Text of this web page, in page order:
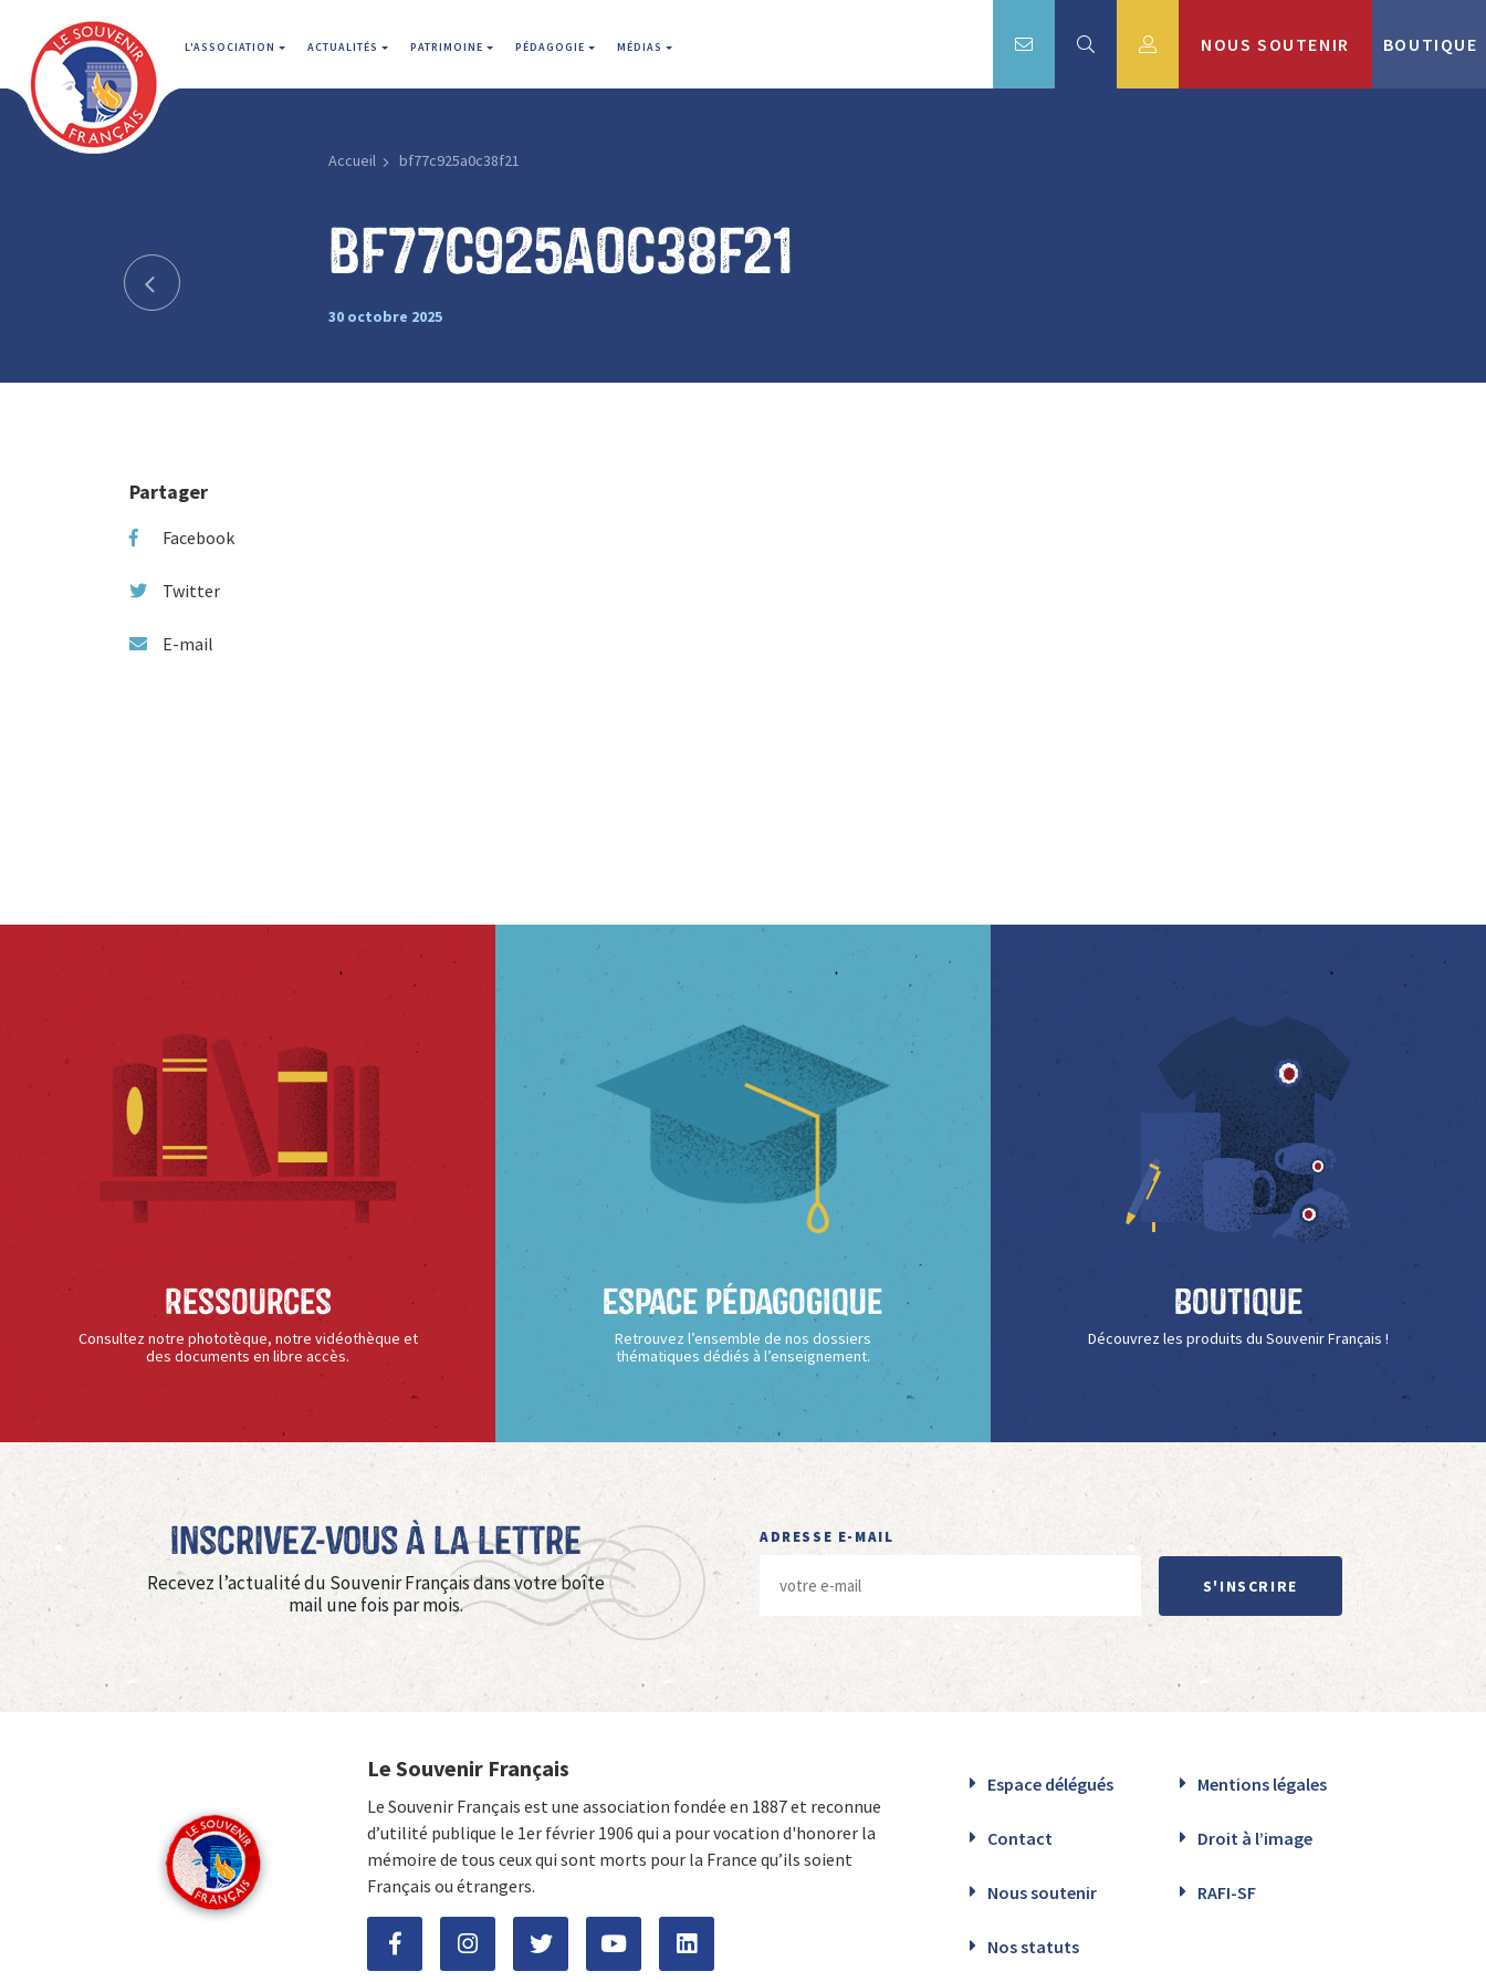
L'ASSOCIATION ACTUALITÉS PATRIMOINE PÉDAGOGIE MÉDIAS NOUS SOUTENIR BOUTIQUE
Accueil bf77c925a0c38f21
bf77c925a0c38f21
30 octobre 2025
Partager
Facebook
Twitter
E-mail
Ressources
Consultez notre phototèque, notre vidéothèque et
des documents en libre accès.
Espace Pédagogique
Retrouvez l’ensemble de nos dossiers
thématiques dédiés à l’enseignement.
Boutique
Découvrez les produits du Souvenir Français !
Inscrivez-vous à La Lettre
Recevez l’actualité du Souvenir Français dans votre boîte
mail une fois par mois.
ADRESSE E-MAIL
S'INSCRIRE
Le Souvenir Français
Le Souvenir Français est une association fondée en 1887 et reconnue
d’utilité publique le 1er février 1906 qui a pour vocation d'honorer la
mémoire de tous ceux qui sont morts pour la France qu’ils soient
Français ou étrangers.
Espace délégués Mentions légales
Contact Droit à l’image
Nous soutenir RAFI-SF
Nos statuts